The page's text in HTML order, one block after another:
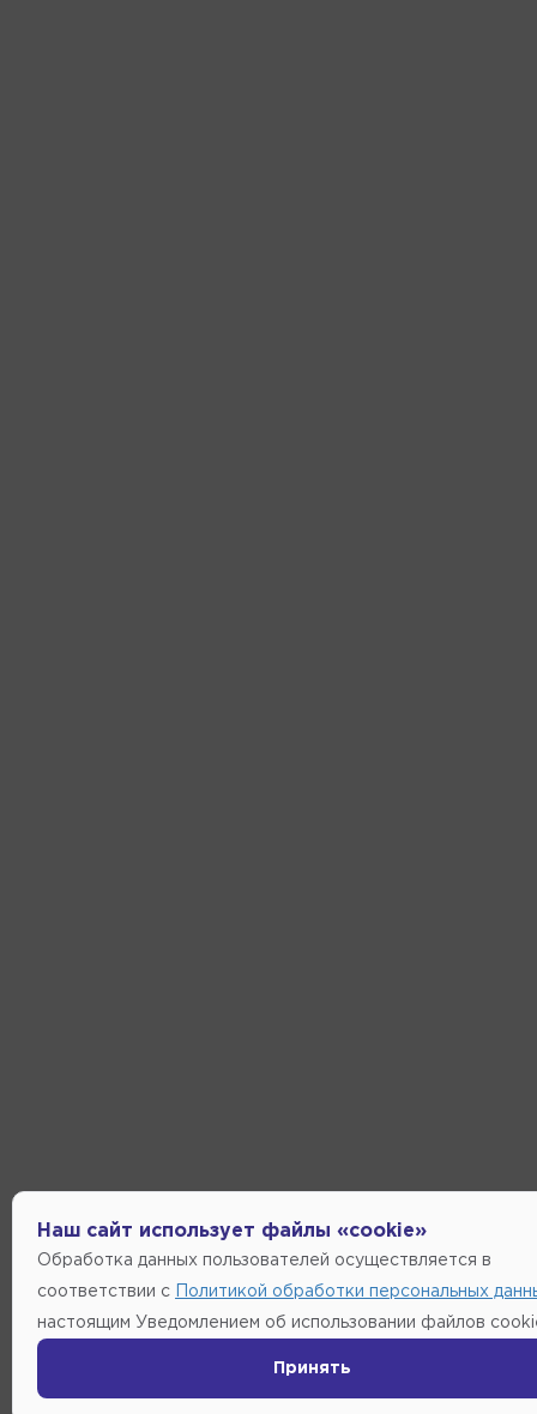
Наш сайт использует файлы «cookie»
Обработка данных пользователей осуществляется в
соответствии с Политикой обработки персональных
настоящим Уведомлением об использовании файлов
Принять